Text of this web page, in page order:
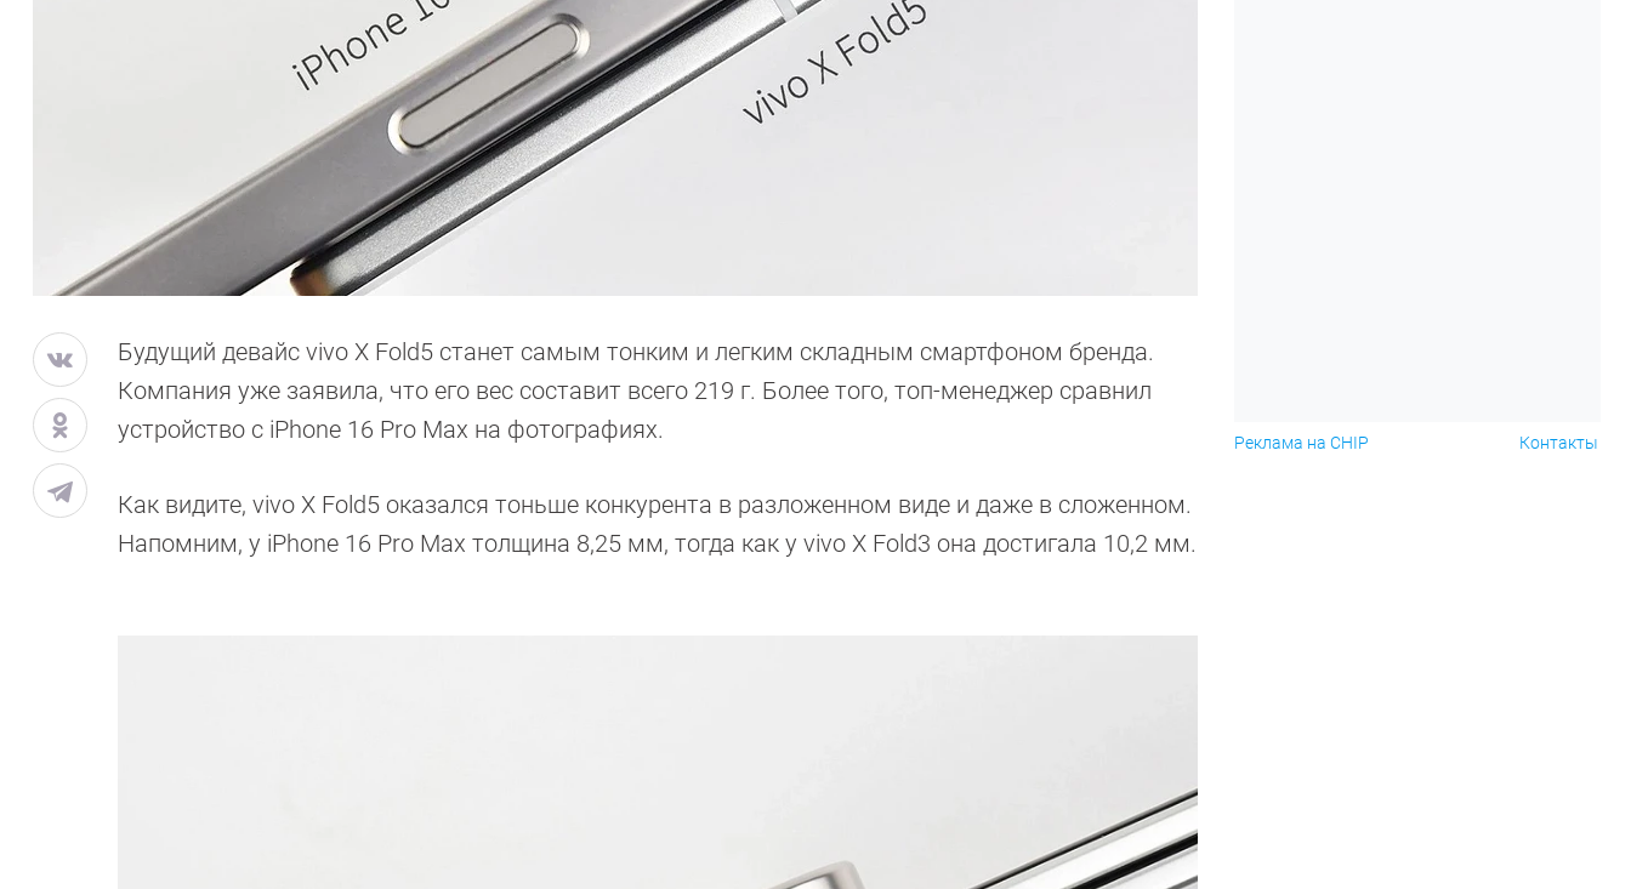
Будущий девайс vivo X Fold5 станет самым тонким и легким складным смартфоном бренда.
Компания уже заявила, что его вес составит всего 219 г. Более того, топ-менеджер сравнил
устройство с iPhone 16 Pro Max на фотографиях.
Как видите, vivo X Fold5 оказался тоньше конкурента в разложенном виде и даже в сложенном.
Напомним, у iPhone 16 Pro Max толщина 8,25 мм, тогда как у vivo X Fold3 она достигала 10,2 мм.
Реклама на CHIP Контакты